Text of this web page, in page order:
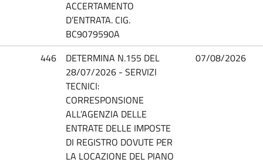
ACCERTAMENTO
D’ENTRATA. CIG.
BC9079590A
446
DETERMINA N.155 DEL
28/07/2026 - SERVIZI
TECNICI:
CORRESPONSIONE
ALL’AGENZIA DELLE
ENTRATE DELLE IMPOSTE
DI REGISTRO DOVUTE PER
LA LOCAZIONE DEL PIANO
07/08/2026